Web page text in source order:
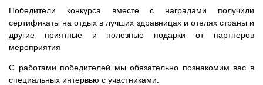
Победители конкурса вместе с наградами получили
сертификаты на отдых в лучших здравницах и отелях страны и
другие приятные и полезные подарки от партнеров
мероприятия
С работами победителей мы обязательно познакомим вас в
специальных интервью с участниками.